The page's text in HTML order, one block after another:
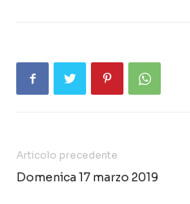
Articolo precedente
Domenica 17 marzo 2019